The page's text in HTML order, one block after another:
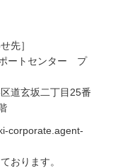
先］
ートセンター プ
道玄坂二丁目25番
corporate.agent-
おります。